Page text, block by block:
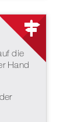
die
Hand